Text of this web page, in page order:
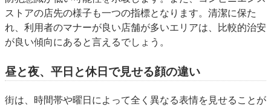
ストアの店先の様子も一つの指標となります。清潔に保た
れ、利用者のマナーが良い店舗が多いエリアは、比較的治安
が良い傾向にあると言えるでしょう。
昼と夜、平日と休日で見せる顔の違い
街は、時間帯や曜日によって全く異なる表情を見せることが